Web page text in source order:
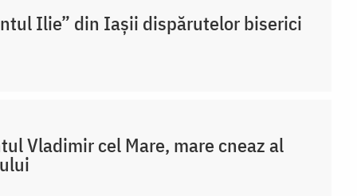
Ilie” din Iașii dispărutelor biserici
Vladimir cel Mare, mare cneaz al